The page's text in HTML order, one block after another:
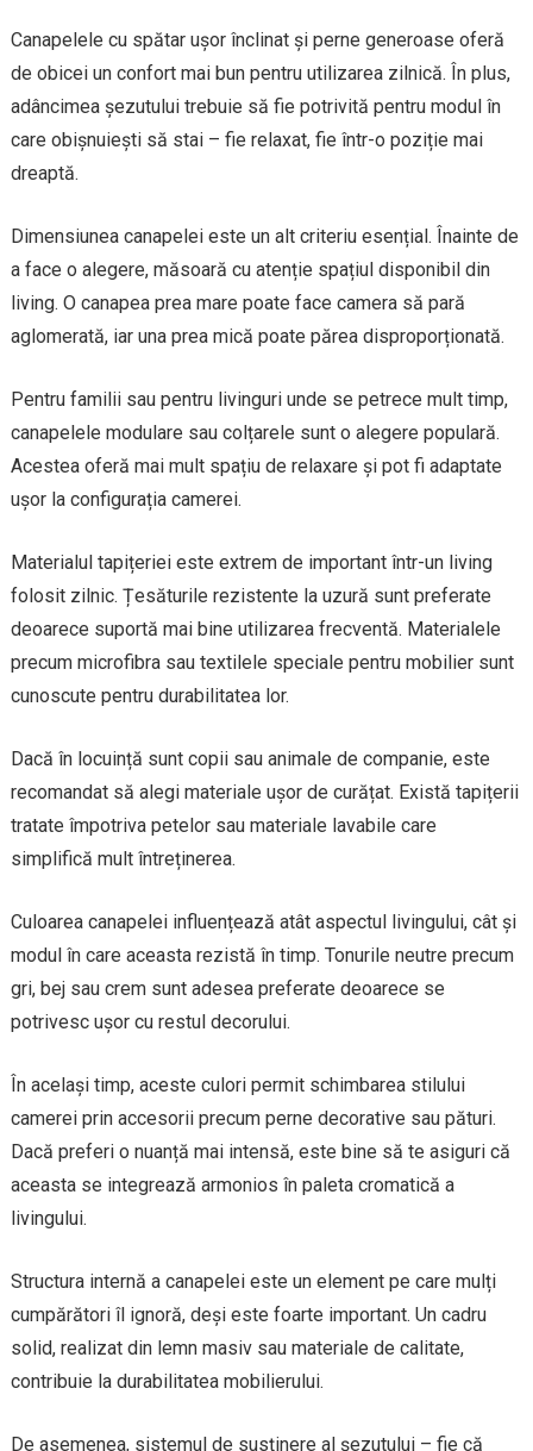
Canapelele cu spătar ușor înclinat și perne generoase oferă
de obicei un confort mai bun pentru utilizarea zilnică. În plus,
adâncimea șezutului trebuie să fie potrivită pentru modul în
care obișnuiești să stai – fie relaxat, fie într-o poziție mai
dreaptă.
Dimensiunea canapelei este un alt criteriu esențial. Înainte de
a face o alegere, măsoară cu atenție spațiul disponibil din
living. O canapea prea mare poate face camera să pară
aglomerată, iar una prea mică poate părea disproporționată.
Pentru familii sau pentru livinguri unde se petrece mult timp,
canapelele modulare sau colțarele sunt o alegere populară.
Acestea oferă mai mult spațiu de relaxare și pot fi adaptate
ușor la configurația camerei.
Materialul tapițeriei este extrem de important într-un living
folosit zilnic. Țesăturile rezistente la uzură sunt preferate
deoarece suportă mai bine utilizarea frecventă. Materialele
precum microfibra sau textilele speciale pentru mobilier sunt
cunoscute pentru durabilitatea lor.
Dacă în locuință sunt copii sau animale de companie, este
recomandat să alegi materiale ușor de curățat. Există tapițerii
tratate împotriva petelor sau materiale lavabile care
simplifică mult întreținerea.
Culoarea canapelei influențează atât aspectul livingului, cât și
modul în care aceasta rezistă în timp. Tonurile neutre precum
gri, bej sau crem sunt adesea preferate deoarece se
potrivesc ușor cu restul decorului.
În același timp, aceste culori permit schimbarea stilului
camerei prin accesorii precum perne decorative sau pături.
Dacă preferi o nuanță mai intensă, este bine să te asiguri că
aceasta se integrează armonios în paleta cromatică a
livingului.
Structura internă a canapelei este un element pe care mulți
cumpărători îl ignoră, deși este foarte important. Un cadru
solid, realizat din lemn masiv sau materiale de calitate,
contribuie la durabilitatea mobilierului.
De asemenea, sistemul de susținere al șezutului – fie că